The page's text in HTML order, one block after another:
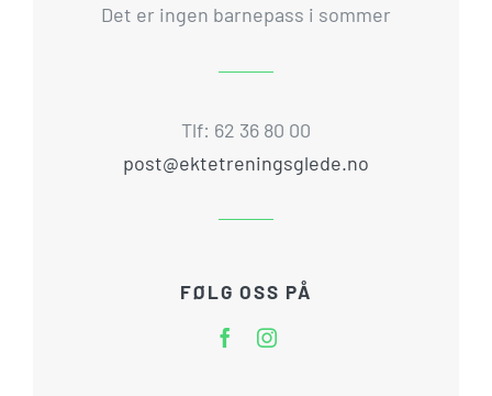
Det er ingen barnepass i sommer
Tlf: 62 36 80 00
post@ektetreningsglede.no
FØLG OSS PÅ